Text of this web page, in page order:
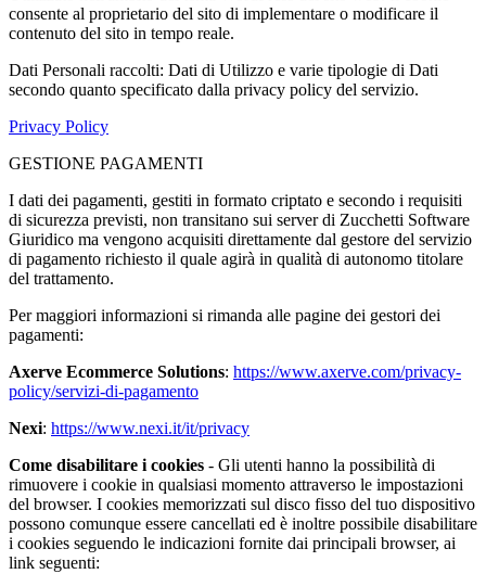
consente al proprietario del sito di implementare o modificare il
contenuto del sito in tempo reale.
Dati Personali raccolti: Dati di Utilizzo e varie tipologie di Dati
secondo quanto specificato dalla privacy policy del servizio.
Privacy Policy
GESTIONE PAGAMENTI
I dati dei pagamenti, gestiti in formato criptato e secondo i requisiti
di sicurezza previsti, non transitano sui server di Zucchetti Software
Giuridico ma vengono acquisiti direttamente dal gestore del servizio
di pagamento richiesto il quale agirà in qualità di autonomo titolare
del trattamento.
Per maggiori informazioni si rimanda alle pagine dei gestori dei
pagamenti:
Axerve Ecommerce Solutions: https://www.axerve.com/privacy-
policy/servizi-di-pagamento
Nexi: https://www.nexi.it/it/privacy
Come disabilitare i cookies - Gli utenti hanno la possibilità di
rimuovere i cookie in qualsiasi momento attraverso le impostazioni
del browser. I cookies memorizzati sul disco fisso del tuo dispositivo
possono comunque essere cancellati ed è inoltre possibile disabilitare
i cookies seguendo le indicazioni fornite dai principali browser, ai
link seguenti: